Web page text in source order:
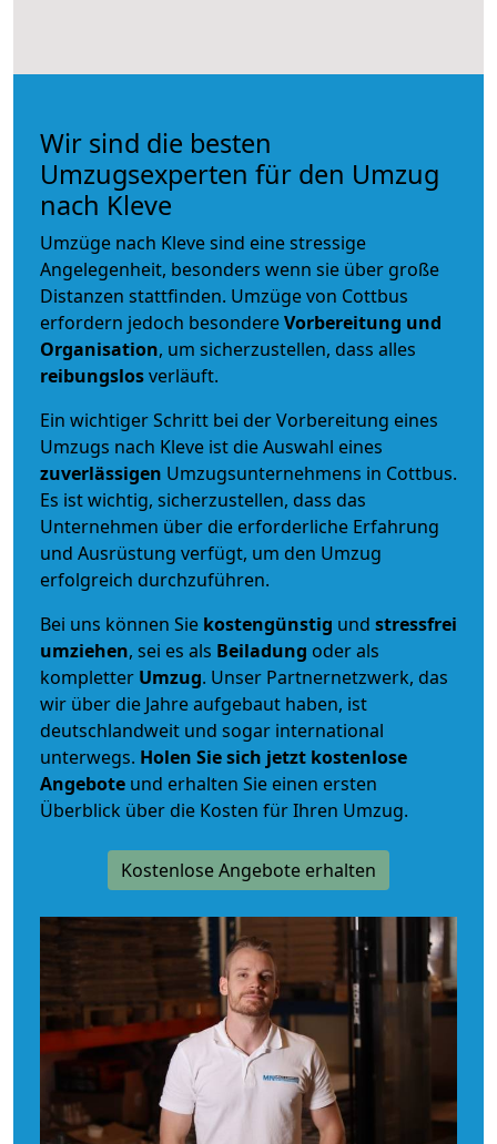
Wir sind die besten
Umzugsexperten für den Umzug
nach Kleve
Umzüge nach Kleve sind eine stressige
Angelegenheit, besonders wenn sie über große
Distanzen stattfinden. Umzüge von Cottbus
erfordern jedoch besondereVorbereitung und
Organisation, um sicherzustellen, dass alles
reibungslosverläuft.
Ein wichtiger Schritt bei der Vorbereitung eines
Umzugs nach Kleve ist die Auswahl eines
zuverlässigen Umzugsunternehmens in Cottbus.
Es ist wichtig, sicherzustellen, dass das
Unternehmen über die erforderliche Erfahrung
und Ausrüstung verfügt, um den Umzug
erfolgreich durchzuführen.
Bei uns können Sie kostengünstig und stressfrei
umziehen, sei es als Beiladung oder als
kompletter Umzug. Unser Partnernetzwerk, das
wir über die Jahre aufgebaut haben, ist
deutschlandweit und sogar international
unterwegs. Holen Sie sich jetzt kostenlose
Angebote und erhalten Sie einen ersten
Überblick über die Kosten für Ihren Umzug.
Kostenlose Angebote erhalten